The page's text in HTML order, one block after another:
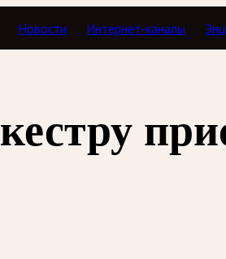
Новости Интернет-каналы